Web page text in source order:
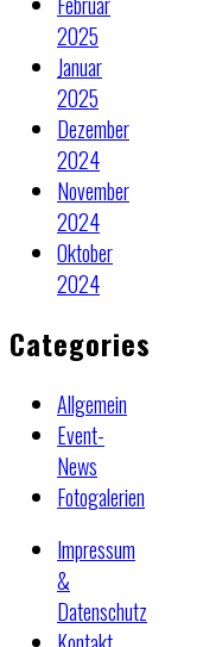
2025
Januar
2025
Dezember
2024
November
2024
Oktober
2024
Categories
Allgemein
Event-
News
Fotogalerien
Impressum
&
Datenschutz